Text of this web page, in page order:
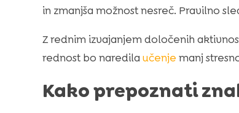
in zmanjša možnost nesreč. Pravilno
Z rednim izvajanjem določenih
rednost bo naredila učenje manj
Kako prepoznati